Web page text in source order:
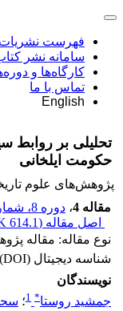
فهرست نشریات
سامانه نشر
کارگاه‌ها و
تماس با ما
English
تحلیلی بر روابط
حکومت ایلخانی
پژوهش‌های علوم
مقاله 4
، دوره 8، شماره 1 - شماره پیاپی 13
اصل مقاله (614.1 K
نوع مقاله: مقاله
شناسه دیجیتال (DOI):
نویسندگان
جمشید روستا*
1؛